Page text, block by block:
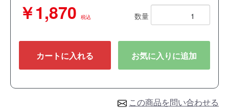
￥1,870 税込 数量
カートに入れる お気に入りに追加
この商品を問い合わせる